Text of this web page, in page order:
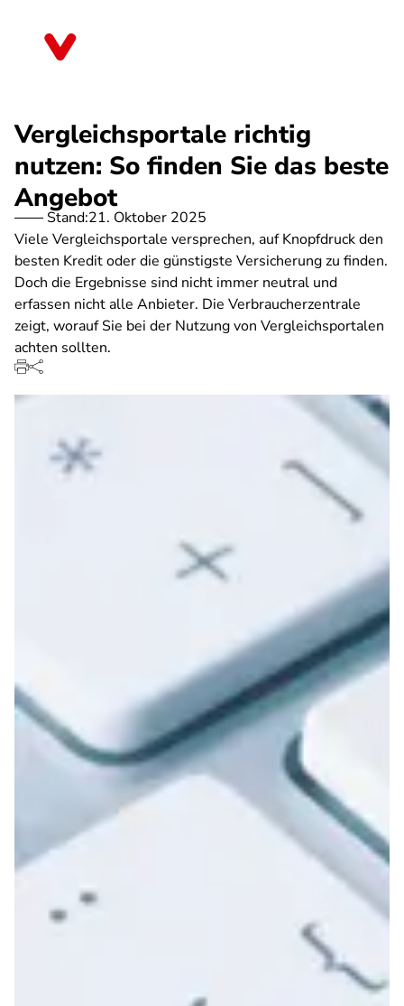
Vergleichsportale richtig
nutzen: So finden Sie das beste
Angebot
Stand:21. Oktober 2025
Viele Vergleichsportale versprechen, auf Knopfdruck den
besten Kredit oder die günstigste Versicherung zu finden.
Doch die Ergebnisse sind nicht immer neutral und
erfassen nicht alle Anbieter. Die Verbraucherzentrale
zeigt, worauf Sie bei der Nutzung von Vergleichsportalen
achten sollten.